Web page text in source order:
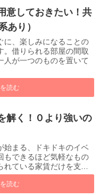
意しておきたい！共
あり）
に、楽しみになることの
。借りられる部屋の間取
人が一つのものを置いて
読む
解く！０より強いの
始まる、ドキドキのイベ
もできるほど気軽なもの
れている家賃だけを支...
読む